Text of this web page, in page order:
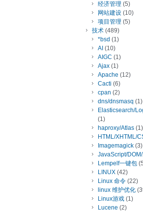
经济管理 (5)
网站建设 (10)
项目管理 (5)
技术 (489)
*bsd (1)
AI (10)
AIGC (1)
Ajax (1)
Apache (12)
Cacti (6)
cpan (2)
dns/dnsmasq (1)
Elasticsearch/
(1)
haproxy/Atlas (1)
HTML/XHTML/
Imagemagick (3)
JavaScript/
Lempelf一键包
LINUX (42)
Linux 命令 (22)
linux 维护优化
Linux游戏 (1)
Lucene (2)